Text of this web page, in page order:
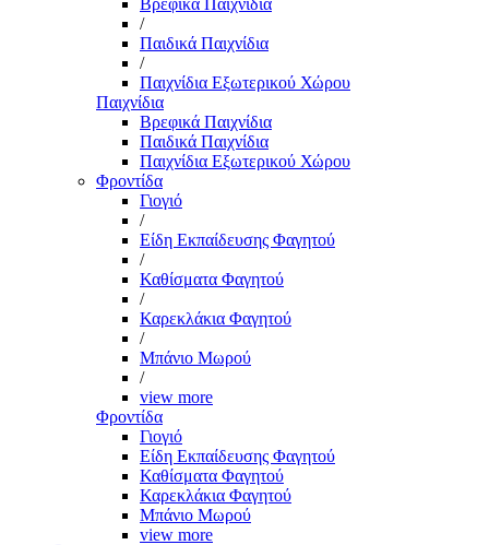
Βρεφικά Παιχνίδια
/
Παιδικά Παιχνίδια
/
Παιχνίδια Εξωτερικού Χώρου
Παιχνίδια
Βρεφικά Παιχνίδια
Παιδικά Παιχνίδια
Παιχνίδια Εξωτερικού Χώρου
Φροντίδα
Γιογιό
/
Είδη Εκπαίδευσης Φαγητού
/
Καθίσματα Φαγητού
/
Καρεκλάκια Φαγητού
/
Μπάνιο Μωρού
/
view more
Φροντίδα
Γιογιό
Είδη Εκπαίδευσης Φαγητού
Καθίσματα Φαγητού
Καρεκλάκια Φαγητού
Μπάνιο Μωρού
view more